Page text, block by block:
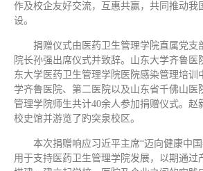
作及校企友好交流，互惠共赢，共同推动我
设。
捐赠仪式由医药卫生管理学院直属党支
院长孙强出席仪式并致辞。山东大学齐鲁医
东大学医药卫生管理学院医院感染管理培训
学齐鲁医院、第二医院以及山东省千佛山医
管理学院师生共计40余人参加捐赠仪式。赵
校史馆并游览了趵突泉校区。
本次捐赠响应习近平主席“迈向健康中
用于支持医药卫生管理学院发展，以期通过